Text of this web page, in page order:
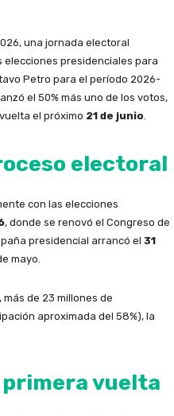
una jornada electoral
elecciones presidenciales para
Petro para el período 2026-
el 50% más uno de los votos,
el próximo 21 de junio.
electoral
con las elecciones
, donde se renovó el Congreso de
presidencial arrancó el 31
mayo.
, más de 23 millones de
aproximada del 58%), la
primera vuelta